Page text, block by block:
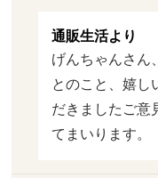
通販生活より
げんちゃんさん
とのこと、嬉し
だきましたご意
てまいります。